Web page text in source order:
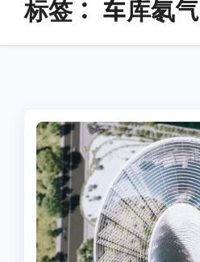
标签： 车库氡气